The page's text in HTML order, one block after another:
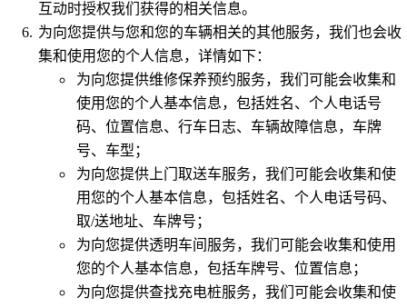
互动时授权我们获得的相关信息。
为向您提供与您和您的车辆相关的其他服务，我们也会收
集和使用您的个人信息，详情如下：
为向您提供维修保养预约服务，我们可能会收集和
使用您的个人基本信息，包括姓名、个人电话号
码、位置信息、行车日志、车辆故障信息，车牌
号、车型；
为向您提供上门取送车服务，我们可能会收集和使
用您的个人基本信息，包括姓名、个人电话号码、
取/送地址、车牌号；
为向您提供透明车间服务，我们可能会收集和使用
您的个人基本信息，包括车牌号、位置信息；
为向您提供查找充电桩服务，我们可能会收集和使